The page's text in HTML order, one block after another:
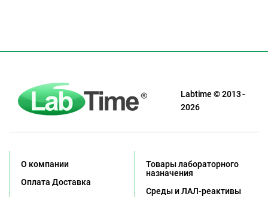
Labtime © 2013 -
2026
О компании
Оплата Доставка
Товары лабораторного
назначения
Среды и ЛАЛ-реактивы